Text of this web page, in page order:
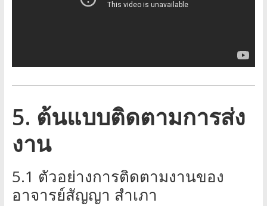
5. ต้นแบบติดตามการส่ง
งาน
5.1 ตัวอย่างการติดตามงานของ
อาจารย์สัญญา สำเภา